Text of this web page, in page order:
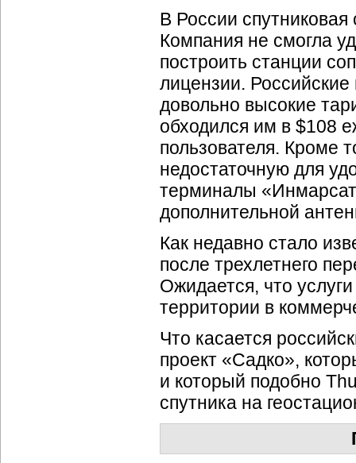
В России
Компания не смогла
построить станции
лицензии.
довольно высокие
обходился им в $108
пользователя. Кроме
недостаточную для
терминалы
дополнительной
Как недавно стало
после трехлетнего
Ожидается, что
территории в
Что касается
проект «Садко»,
и который подобно
спутника на